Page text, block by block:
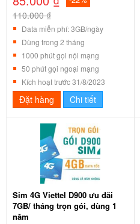
110.000 ₫
Data miễn phí: 3GB/ngày
Dùng trong 2 tháng
1000 phút gọi nội mạng
50 phút gọi ngoại mạng
Kích hoạt trước 31/8/2023
Đặt hàng Chi tiết
Sim 4G Viettel D900 ưu đãi
7GB/ tháng trọn gói, dùng 1
năm